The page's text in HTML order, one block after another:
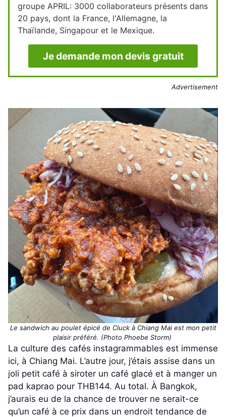
groupe APRIL: 3000 collaborateurs présents dans
20 pays, dont la France, l'Allemagne, la
Thaïlande, Singapour et le Mexique.
Je demande mon devis gratuit
Advertisement
Le sandwich au poulet épicé de Cluck à Chiang Mai est mon petit
plaisir préféré. (Photo Phoebe Storm)
La culture des cafés instagrammables est immense
ici, à Chiang Mai. L’autre jour, j’étais assise dans un
joli petit café à siroter un café glacé et à manger un
pad kaprao pour THB144. Au total. À Bangkok,
j’aurais eu de la chance de trouver ne serait-ce
qu’un café à ce prix dans un endroit tendance de